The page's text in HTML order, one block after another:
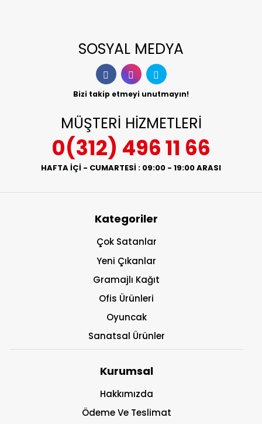
SOSYAL MEDYA
Bizi takip etmeyi unutmayın!
MÜŞTERİ HİZMETLERİ
0(312) 496 11 66
HAFTA İÇİ - CUMARTESİ : 09:00 - 19:00 ARASI
Kategoriler
Çok Satanlar
Yeni Çıkanlar
Gramajlı Kağıt
Ofis Ürünleri
Oyuncak
Sanatsal Ürünler
Kurumsal
Hakkımızda
Ödeme Ve Teslimat